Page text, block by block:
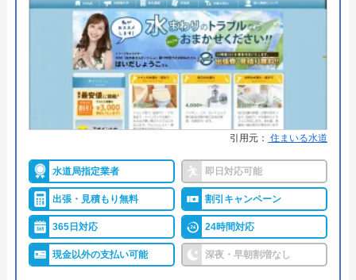
埼玉県さいたま市岩槻区大谷700-10
対応エリア 埼玉県全域、東京都、千葉県一部地域
タバタ水道のクチコミ on
件のクチコミ）
※クチコミの内容について
ohsty
2 か月前
ラブル解消や、蛇口交換などの作業を受付けている
業者です。国内に多数の協力店があるので、現在14
都府県からの依頼に対応しています。営業時間は24
時間年中無休なので、緊急のトラブルにもすぐに対
応してもらえます。見積もりは無料で実施している
のでお気軽にご連絡ください。また、インターネッ
2,000円になるので費用を抑えることができます。
0120-612-115
引用元： 住まいる水道
水道局指定業者 即日対応可能
出張・見積もり無料 割引キャンペーン
365日対応 24時間対応
現金以外の支払い可能 深夜・早朝割増なし